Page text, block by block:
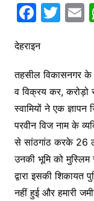
F
c
e
b
o
o
k
T
er l
देहराइन
तहसील विकासनगर के
व विक्रय कर, करोड़ो
स्वामियों ने एक ज्ञापन
परवीन विज नाम के
से सांठगांठ करके 26
उनकी भूमि को
द्वारा इसकी शिकायत
नहीं हुई और हमारी